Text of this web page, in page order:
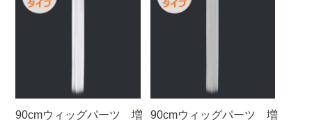
90cmウィッグパーツ 増
90cmウィッグパーツ 増